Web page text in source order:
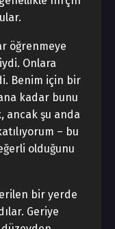
öğrenmeye
Onlara
Benim için bir
kadar bunu
ancak şu anda
– bu
olduğunu
bir yerde
Geriye